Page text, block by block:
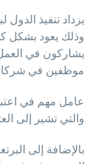
يزداد تنفيذ الدول
وذلك يعود بشكل
يشاركون في
موظفين في
عامل مهم في
والتي تشير إلى
بالإضافة إلى